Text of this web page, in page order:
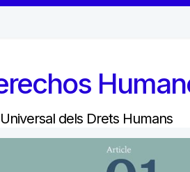
dels Drets Humans